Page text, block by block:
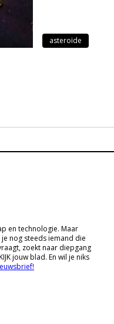
asteroïde
en technologie. Maar
nog steeds iemand die
zoekt naar diepgang
jouw blad. En wil je niks